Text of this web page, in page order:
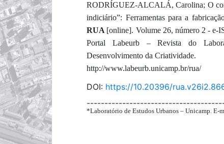
RODRÍGUEZ-ALCALÁ, Carolina; O
indiciário”: Ferramentas para a
RUA [online]. Volume 26, número 2 - e-
Portal Labeurb – Revista do
Desenvolvimento da Criatividade.
http://www.labeurb.unicamp.br/rua/
DOI: https://10.20396/
*Laboratório de Estudos Urbanos – Unicamp. E-